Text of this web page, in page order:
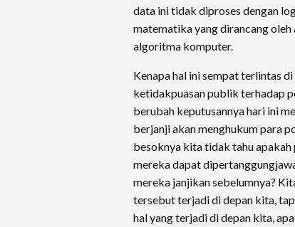
data ini tidak diproses dengan
matematika yang dirancang
algoritma komputer.
​Kenapa hal ini sempat terlintas
ketidakpuasan publik terhadap
berubah keputusannya hari ini
berjanji akan menghukum para
besoknya kita tidak tahu
mereka dapat
mereka janjikan sebelumnya?
tersebut terjadi di depan kita,
hal yang terjadi di depan kita,